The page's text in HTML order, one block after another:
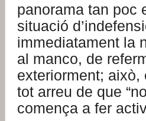
panorama tan poc
situació
immediatament la
al manco, de
exteriorment;
tot arreu de que
comença a fer